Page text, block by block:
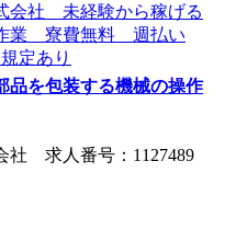
品を包装する機械の操作
社 求人番号：1127489